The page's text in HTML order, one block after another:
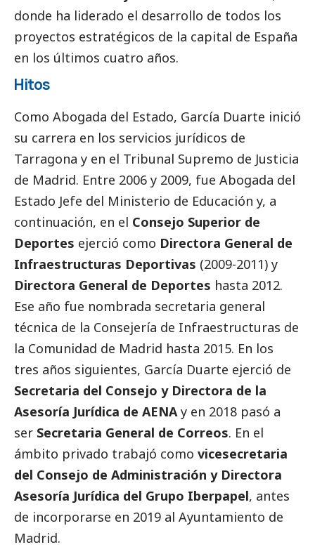
donde ha liderado el desarrollo de todos los
proyectos estratégicos de la capital de España
en los últimos cuatro años.
Hitos
Como Abogada del Estado, García Duarte inició
su carrera en los servicios jurídicos de
Tarragona y en el Tribunal Supremo de Justicia
de Madrid. Entre 2006 y 2009, fue Abogada del
Estado Jefe del Ministerio de Educación y, a
continuación, en el Consejo Superior de
Deportes ejerció como Directora General de
Infraestructuras Deportivas (2009-2011) y
Directora General de Deportes hasta 2012.
Ese año fue nombrada secretaria general
técnica de la Consejería de Infraestructuras de
la Comunidad de Madrid hasta 2015. En los
tres años siguientes, García Duarte ejerció de
Secretaria del Consejo y Directora de la
Asesoría Jurídica de AENA y en 2018 pasó a
ser Secretaria General de Correos. En el
ámbito privado trabajó como vicesecretaria
del Consejo de Administración y Directora
Asesoría Jurídica del Grupo Iberpapel, antes
de incorporarse en 2019 al Ayuntamiento de
Madrid.